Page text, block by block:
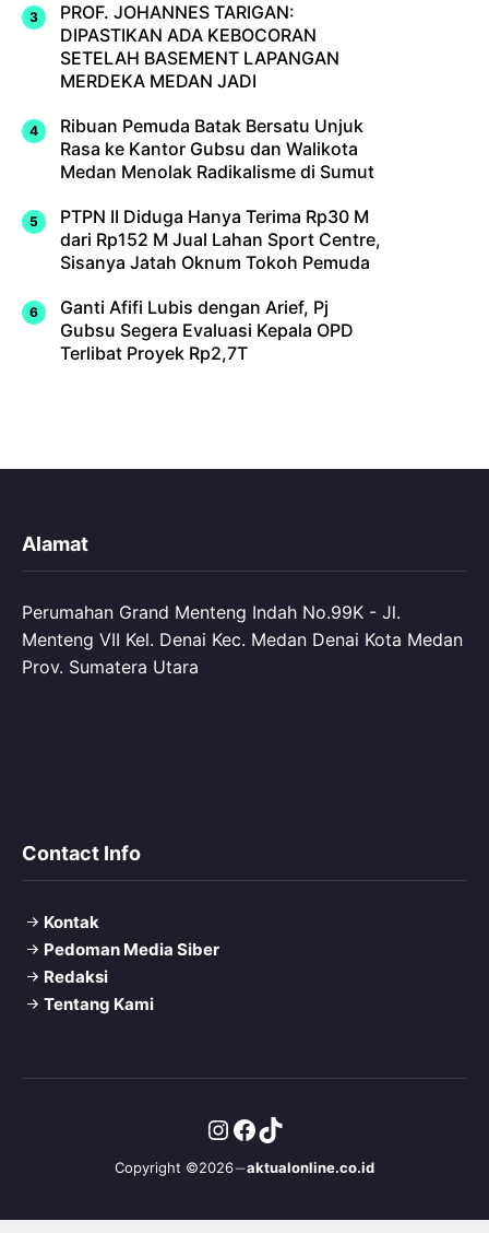
PROF. JOHANNES TARIGAN:
DIPASTIKAN ADA KEBOCORAN
SETELAH BASEMENT LAPANGAN
MERDEKA MEDAN JADI
Ribuan Pemuda Batak Bersatu Unjuk
Rasa ke Kantor Gubsu dan Walikota
Medan Menolak Radikalisme di Sumut
PTPN II Diduga Hanya Terima Rp30 M
dari Rp152 M Jual Lahan Sport Centre,
Sisanya Jatah Oknum Tokoh Pemuda
Ganti Afifi Lubis dengan Arief, Pj
Gubsu Segera Evaluasi Kepala OPD
Terlibat Proyek Rp2,7T
Alamat
Perumahan Grand Menteng Indah No.99K - Jl.
Menteng VII Kel. Denai Kec. Medan Denai Kota Medan
Prov. Sumatera Utara
Contact Info
Kontak
Pedoman Media Siber
Redaksi
Tentang Kami
Copyright ©2026 aktualonline.co.id
Instagram
Facebook
TikTok